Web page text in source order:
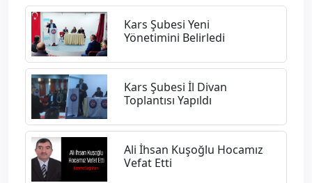
Kars Şubesi Yeni
Yönetimini Belirledi
Kars Şubesi İl Divan
Toplantısı Yapıldı
Ali İhsan Kuşoğlu Hocamız
Vefat Etti